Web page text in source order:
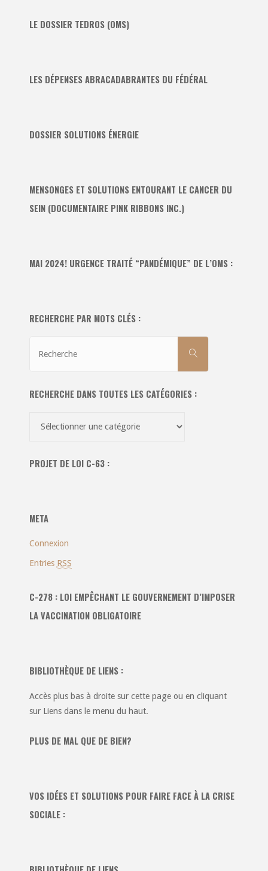
LE DOSSIER TEDROS (OMS)
LES DÉPENSES ABRACADABRANTES DU FÉDÉRAL
DOSSIER SOLUTIONS ÉNERGIE
MENSONGES ET SOLUTIONS ENTOURANT LE CANCER DU
SEIN (DOCUMENTAIRE PINK RIBBONS INC.)
MAI 2024! URGENCE TRAITÉ “PANDÉMIQUE” DE L’OMS :
RECHERCHE PAR MOTS CLÉS :
RECHERCHE
RECHERCHE DANS TOUTES LES CATÉGORIES :
les
PROJET DE LOI C-63 :
META
Connexion
Entries RSS
C-278 : LOI EMPÊCHANT LE GOUVERNEMENT D’IMPOSER
LA VACCINATION OBLIGATOIRE
BIBLIOTHÈQUE DE LIENS :
Accès plus bas à droite sur cette page ou en cliquant
sur Liens dans le menu du haut.
PLUS DE MAL QUE DE BIEN?
VOS IDÉES ET SOLUTIONS POUR FAIRE FACE À LA CRISE
SOCIALE :